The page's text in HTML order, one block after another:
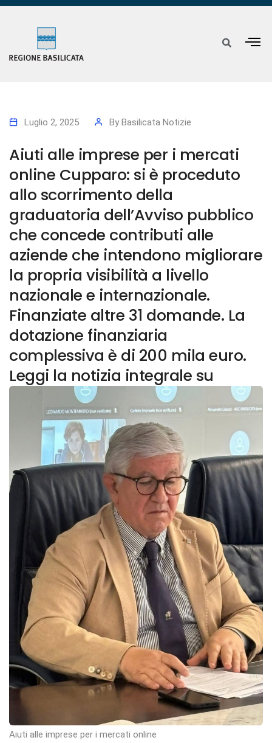
Luglio 2, 2025 By Basilicata Notizie
Aiuti alle imprese per i mercati
online Cupparo: si è proceduto
allo scorrimento della
graduatoria dell’Avviso pubblico
che concede contributi alle
aziende che intendono migliorare
la propria visibilità a livello
nazionale e internazionale.
Finanziate altre 31 domande. La
dotazione finanziaria
complessiva è di 200 mila euro.
Leggi la notizia integrale su
Aiuti alle imprese per i mercati online